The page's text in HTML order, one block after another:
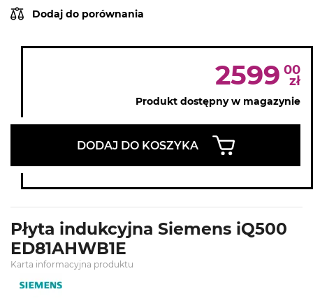
Dodaj do porównania
2599 00
zł
Produkt dostępny w magazynie
DODAJ DO KOSZYKA
Płyta indukcyjna Siemens iQ500
ED81AHWB1E
Karta informacyjna produktu